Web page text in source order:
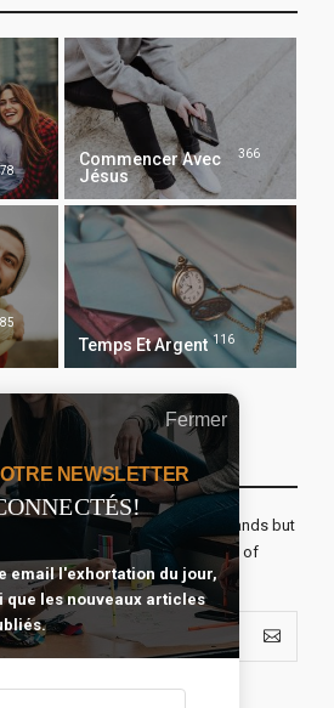
78
Commencer Avec
Jésus
366
85
Temps Et Argent 116
Chaque Matin
consists not in seeking new lands but
journeys have secret destinations of
Fermer
NEWSLETTER
email l'exhortation du jour,
que les nouveaux articles